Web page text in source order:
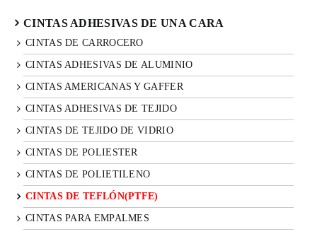
CINTAS ADHESIVAS DE UNA CARA
CINTAS DE CARROCERO
CINTAS ADHESIVAS DE ALUMINIO
CINTAS AMERICANAS Y GAFFER
CINTAS ADHESIVAS DE TEJIDO
CINTAS DE TEJIDO DE VIDRIO
CINTAS DE POLIESTER
CINTAS DE POLIETILENO
CINTAS DE TEFLÓN(PTFE)
CINTAS PARA EMPALMES